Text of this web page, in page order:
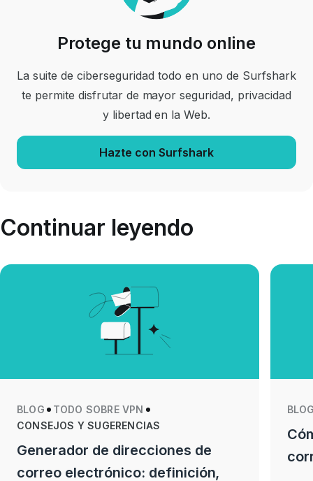
Protege tu mundo online
La suite de ciberseguridad todo en uno de Surfshark
te permite disfrutar de mayor seguridad, privacidad
y libertad en la Web.
Hazte con Surfshark
Continuar leyendo
BLOG
TODO SOBRE VPN
CONSEJOS Y SUGERENCIAS
Generador de direcciones de
correo electrónico: definición,